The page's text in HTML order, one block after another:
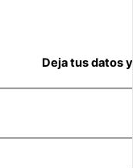
Deja tus datos